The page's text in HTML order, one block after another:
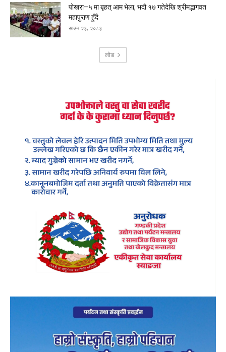
पोखरा–५ मा बृहत् आम भेला, भदौ १७ गतेदेखि श्रीमद्भागवत
महापुराण हुँदै
साउन २३, २०८३
लोड